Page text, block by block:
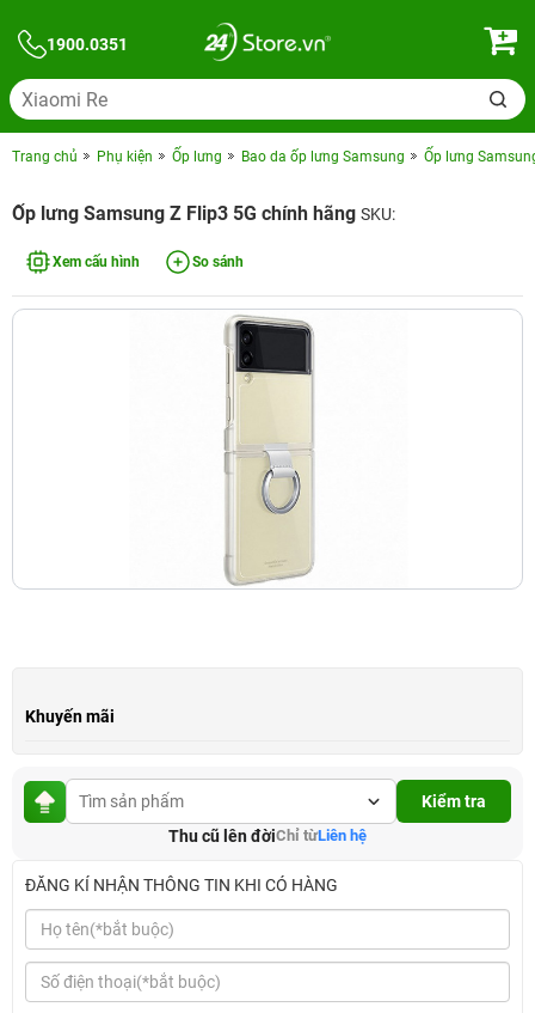
1900.0351
Trang chủ Phụ kiện Ốp lưng Bao da ốp lưng Samsung Ốp lưng
Ốp lưng Samsung Z Flip3 5G chính hãng SKU:
Xem cấu hình So sánh
Khuyến mãi
Kiểm tra
Thu cũ lên đờiChỉ từLiên hệ
ĐĂNG KÍ NHẬN THÔNG TIN KHI CÓ HÀNG